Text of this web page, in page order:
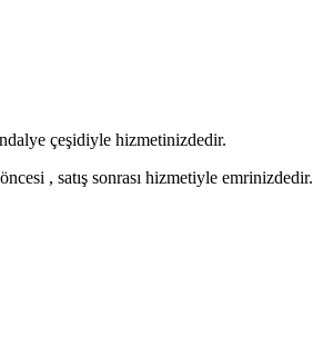
çeşidiyle hizmetinizdedir.
, satış sonrası hizmetiyle emrinizdedir.